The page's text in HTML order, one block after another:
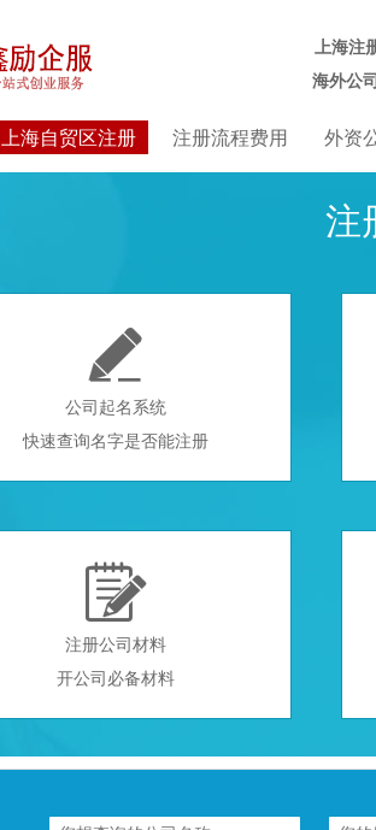
上海注
海外公
上海自贸区注册 注册流程费用 外资
注

公司起名系统
快速查询名字是否能注册

注册公司材料
开公司必备材料